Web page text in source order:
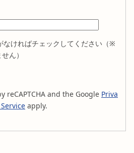
なければチェックしてください（※
ん）
reCAPTCHA and the Google Priva
apply.